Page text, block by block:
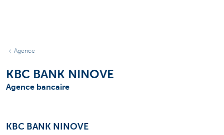
Agence
KBC BANK NINOVE
Agence bancaire
KBC BANK NINOVE